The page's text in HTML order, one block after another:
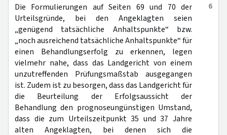
6
Die Formulierungen auf Seiten 69 und 70 der
Urteilsgründe, bei den Angeklagten seien
„genügend tatsächliche Anhaltspunkte“ bzw.
„noch ausreichend tatsächliche Anhaltspunkte“ für
einen Behandlungserfolg zu erkennen, legen
vielmehr nahe, dass das Landgericht von einem
unzutreffenden Prüfungsmaßstab ausgegangen
ist. Zudem ist zu besorgen, dass das Landgericht für
die Beurteilung der Erfolgsaussicht der
Behandlung den prognoseungünstigen Umstand,
dass die zum Urteilszeitpunkt 35 und 37 Jahre
alten Angeklagten, bei denen sich die